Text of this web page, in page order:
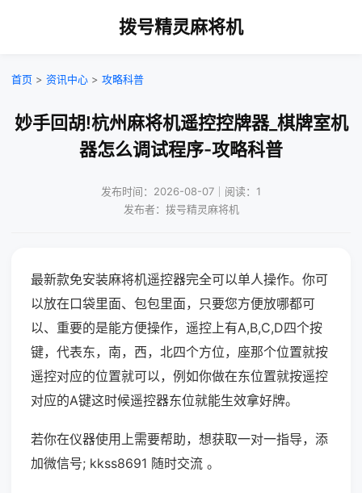
拨号精灵麻将机
首页 > 资讯中心 > 攻略科普
妙手回胡!杭州麻将机遥控控牌器_棋牌室机
器怎么调试程序-攻略科普
发布时间：2026-08-07｜阅读：1
发布者：拨号精灵麻将机
最新款免安装麻将机遥控器完全可以单人操作。你可
以放在口袋里面、包包里面，只要您方便放哪都可
以、重要的是能方便操作，遥控上有A,B,C,D四个按
键，代表东，南，西，北四个方位，座那个位置就按
遥控对应的位置就可以，例如你做在东位置就按遥控
对应的A键这时候遥控器东位就能生效拿好牌。
若你在仪器使用上需要帮助，想获取一对一指导，添
加微信号; kkss8691 随时交流 。